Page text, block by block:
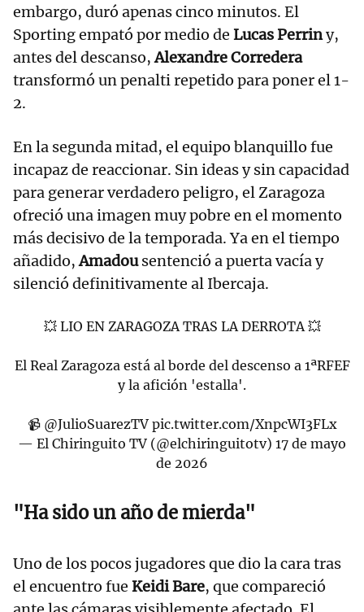
embargo, duró apenas cinco minutos. El
Sporting empató por medio de Lucas Perriny,
antes del descanso,Alexandre Corredera
transformó un penalti repetido para poner el 1-
2.
En la segunda mitad, el equipo blanquillo fue
incapaz de reaccionar. Sin ideas y sin capacidad
para generar verdadero peligro, el Zaragoza
ofreció una imagen muy pobre en el momento
más decisivo de la temporada. Ya en el tiempo
añadido,Amadousentenció a puerta vacía y
silenció definitivamente al Ibercaja.
💥 LIO EN ZARAGOZA TRAS LA DERROTA 💥
El Real Zaragoza está al borde del descenso a 1ªRFEF
y la afición 'estalla'.
📹 @JulioSuarezTV pic.twitter.com/XnpcWI3FLx
— El Chiringuito TV (@elchiringuitotv) 17 de mayo
de 2026
"Ha sido un año de mierda"
Uno de los pocos jugadores que dio la cara tras
el encuentro fue Keidi Bare, que compareció